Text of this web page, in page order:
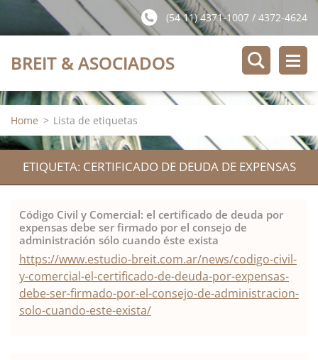
(54 11) 4371-1007 / 4372-4624
BREIT & ASOCIADOS
Home > Lista de etiquetas
ETIQUETA: CERTIFICADO DE DEUDA DE EXPENSAS
Código Civil y Comercial: el certificado de deuda por
expensas debe ser firmado por el consejo de
administración sólo cuando éste exista
https://www.estudio-breit.com.ar/news/codigo-civil-
y-comercial-el-certificado-de-deuda-por-expensas-
debe-ser-firmado-por-el-consejo-de-administracion-
solo-cuando-este-exista/